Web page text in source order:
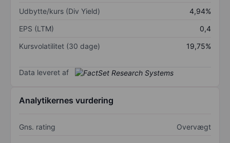
Udbytte/kurs (Div Yield)
4,94%
EPS (LTM)
0,4
Kursvolatilitet (30 dage)
19,75%
Data leveret af
Analytikernes vurdering
Gns. rating Overvægt